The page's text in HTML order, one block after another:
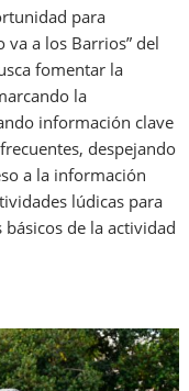
para
va a los Barrios” del
fomentar la
la
información clave
despejando
a la información
lúdicas para
de la actividad